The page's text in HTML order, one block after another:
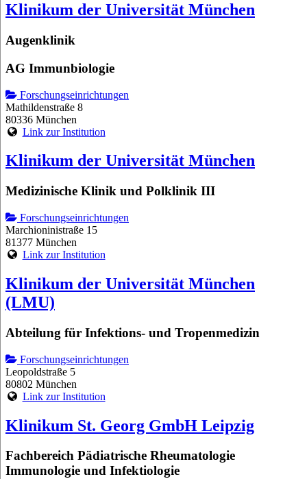
Klinikum der Universität München
Augenklinik
AG Immunbiologie
Forschungseinrichtungen
Mathildenstraße 8
80336 München
Link zur Institution
Klinikum der Universität München
Medizinische Klinik und Polklinik III
Forschungseinrichtungen
Marchioninistraße 15
81377 München
Link zur Institution
Klinikum der Universität München
(LMU)
Abteilung für Infektions- und Tropenmedizin
Forschungseinrichtungen
Leopoldstraße 5
80802 München
Link zur Institution
Klinikum St. Georg GmbH Leipzig
Fachbereich Pädiatrische Rheumatologie
Immunologie und Infektiologie